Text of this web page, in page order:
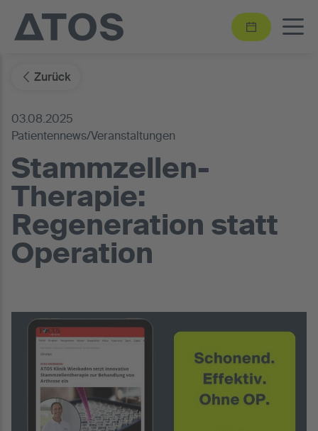
Zurück
03.08.2025
Patientennews/Veranstaltungen
Stammzellen-
Therapie:
Regeneration statt
Operation